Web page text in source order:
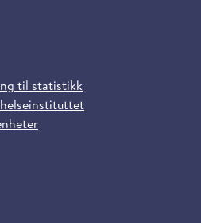
til statistikk